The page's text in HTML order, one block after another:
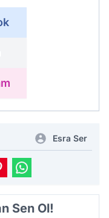
Esra Ser
Sen Ol!